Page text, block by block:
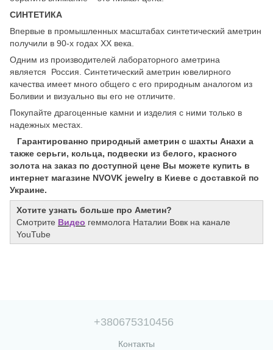
СИНТЕТИКА
Впервые в промышленных масштабах синтетический аметрин
получили в 90-х годах ХХ века.
Одним из производителей лабораторного аметрина
является Россия. Синтетический аметрин ювелирного
качества имеет много общего с его природным аналогом из
Боливии и визуально вы его не отличите.
Покупайте драгоценные камни и изделия с ними только в
надежных местах.
Гарантированно природный аметрин с шахты Анахи а
также серьги, кольца, подвески из белого, красного
золота на заказ по доступной цене Вы можете купить в
интернет магазине NVOVK jewelry в Киеве с доставкой по
Украине.
Хотите узнать больше про Аметин?
Смотрите Видео геммолога Наталии Вовк на канале
YouTube
+380675310456
Контакты